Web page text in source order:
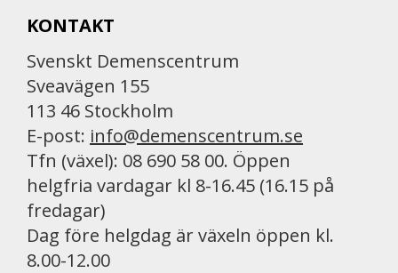
KONTAKT
Svenskt Demenscentrum
Sveavägen 155
113 46 Stockholm
E-post: info@demenscentrum.se
Tfn (växel): 08 690 58 00. Öppen
helgfria vardagar kl 8-16.45 (16.15 på
fredagar)
Dag före helgdag är växeln öppen kl.
8.00-12.00